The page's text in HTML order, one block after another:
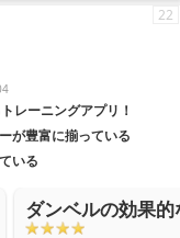
レーニングアプリ！
が豊富に揃っている
いる
22
ダンベルの効果